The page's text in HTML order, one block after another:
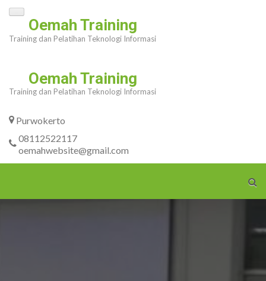
Skip
content
Enter)
Oemah Training
Training dan Pelatihan Teknologi Informasi
Oemah Training
Training dan Pelatihan Teknologi Informasi
Purwokerto
08112522117
oemahwebsite@gmail.com